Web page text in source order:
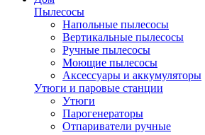
Пылесосы
Напольные пылесосы
Вертикальные пылесосы
Ручные пылесосы
Моющие пылесосы
Аксессуары и аккумуляторы
Утюги и паровые станции
Утюги
Парогенераторы
Отпариватели ручные